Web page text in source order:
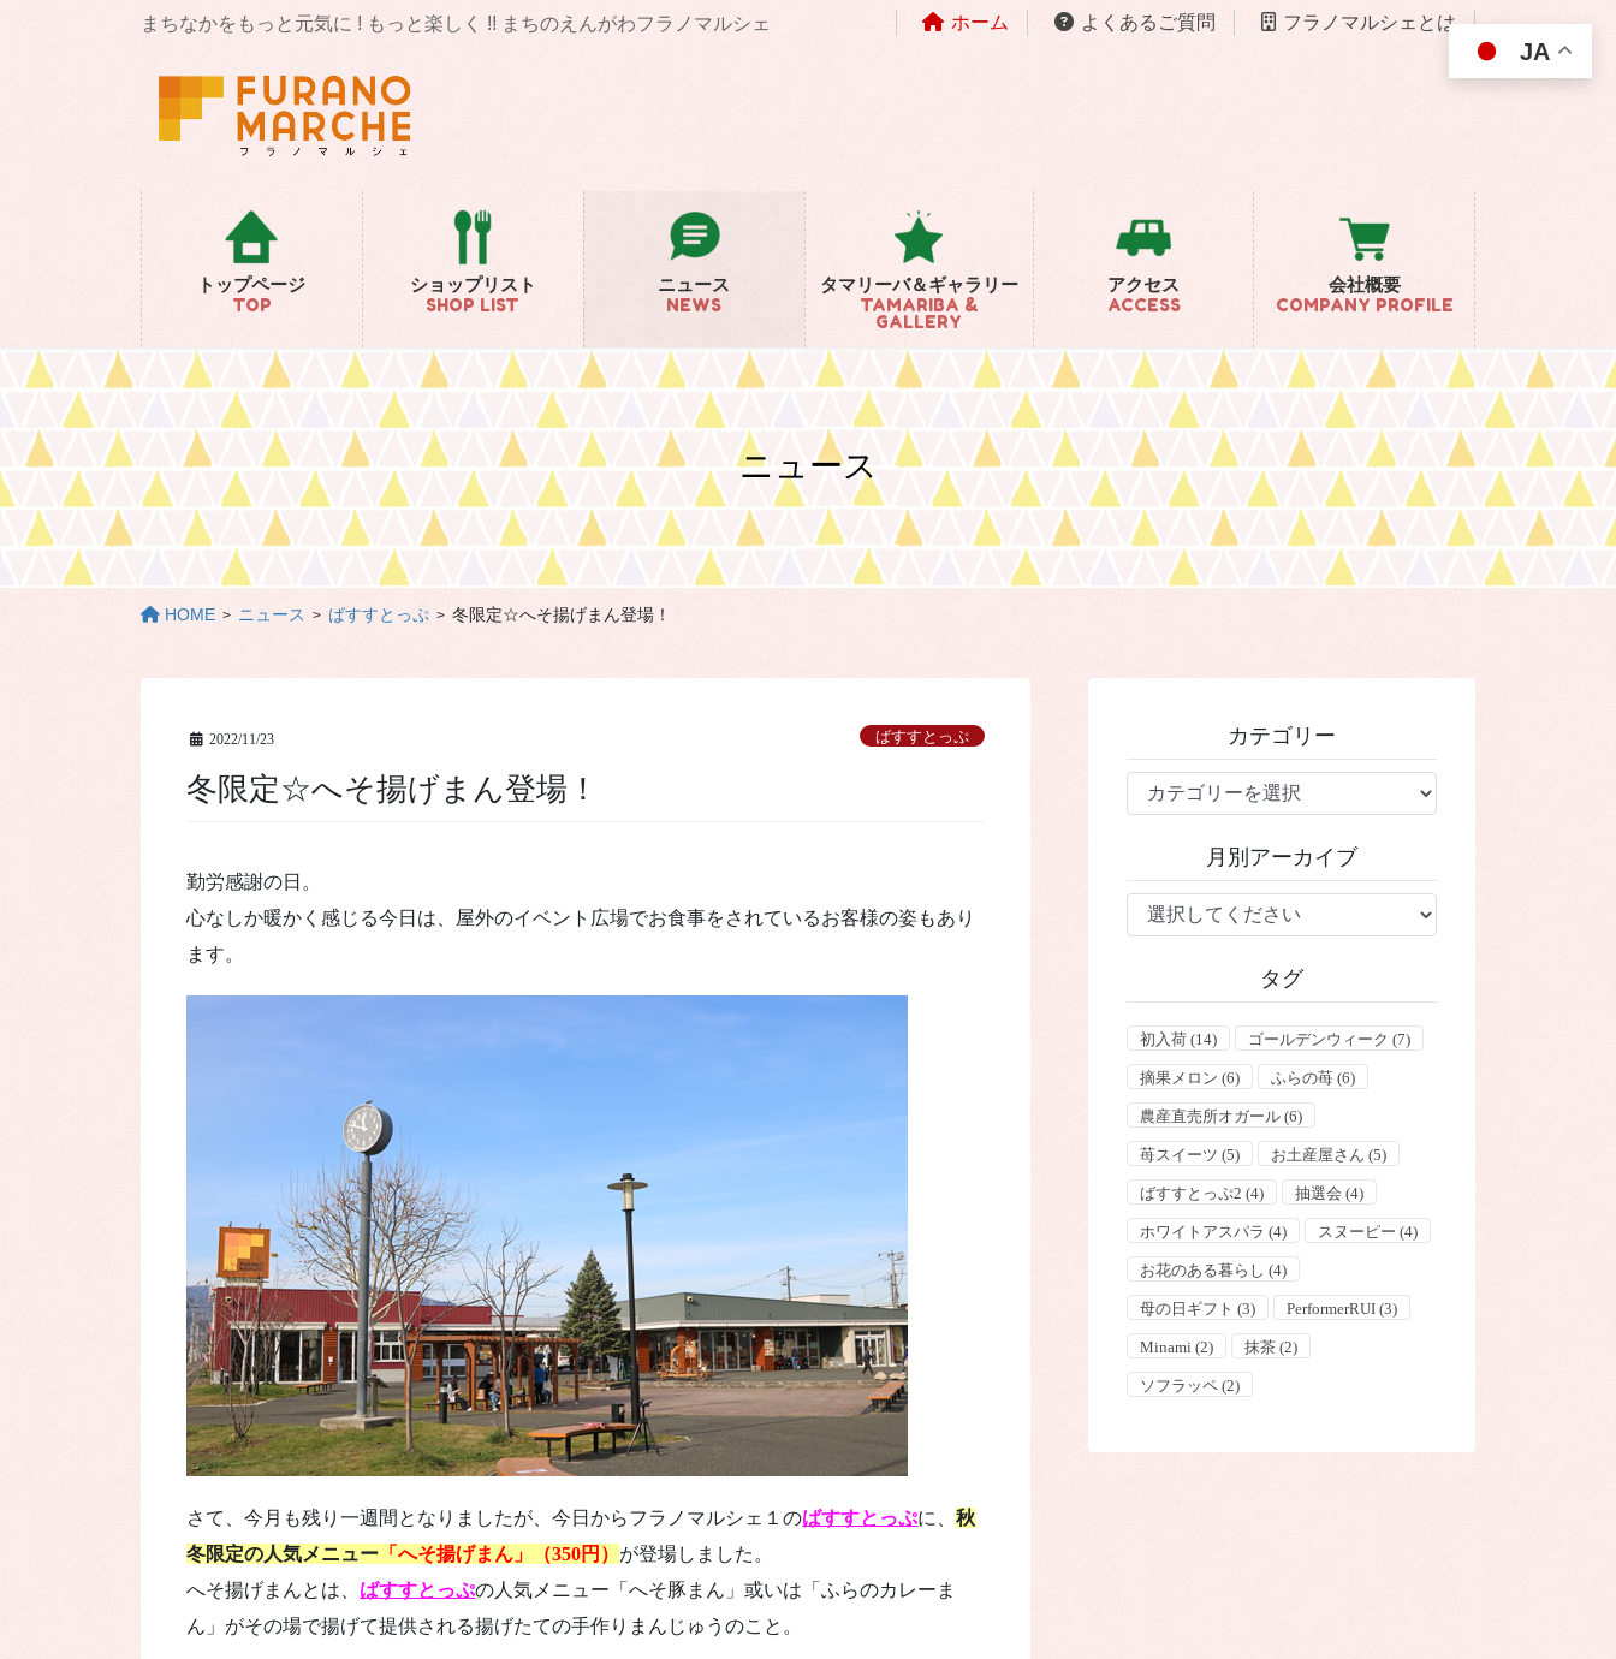
まちなかをもっと元気に ! もっと楽しく !! まちのえんがわフラノマルシェ ホーム よくあるご質問 フラノマルシェとは
トップページ
TOP
ショップリスト
SHOP LIST
ニュース
NEWS
タマリーバ＆ギャラリー
TAMARIBA &
GALLERY
アクセス
ACCESS
会社概要
COMPANY PROFILE
ニュース
HOME ニュース ばすすとっぷ 冬限定☆へそ揚げまん登場！
2022/11/23 ばすすとっぷ
冬限定☆へそ揚げまん登場！
勤労感謝の日。
心なしか暖かく感じる今日は、屋外のイベント広場でお食事をされているお客様の姿もあり
ます。
さて、今月も残り一週間となりましたが、今日からフラノマルシェ１のばすすとっぷに、秋
冬限定の人気メニュー 「へそ揚げまん」（350円） が登場しました。
へそ揚げまんとは、 ばすすとっぷの人気メニュー「へそ豚まん」或いは「ふらのカレーま
ん」がその場で揚げて提供される揚げたての手作りまんじゅうのこと。
カテゴリー
テ
ー
月別アーカイブ
タグ
初入荷 (14) ゴールデンウィーク (7)
摘果メロン (6) ふらの苺 (6)
農産直売所オガール (6)
苺スイーツ (5) お土産屋さん (5)
ばすすとっぷ2 (4) 抽選会 (4)
ホワイトアスパラ (4) スヌーピー (4)
お花のある暮らし (4)
母の日ギフト (3) PerformerRUI (3)
Minami (2) 抹茶 (2)
ソフラッペ (2)
JA